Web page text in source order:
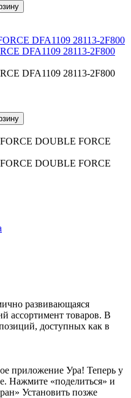
DFA1109 28113-2F800
DFA1109 28113-2F800
DOUBLE FORCE
DOUBLE FORCE
развивающаяся
ассортимент товаров. В
доступных как в
приложение Ура! Теперь у
Нажмите «поделиться» и
Установить позже